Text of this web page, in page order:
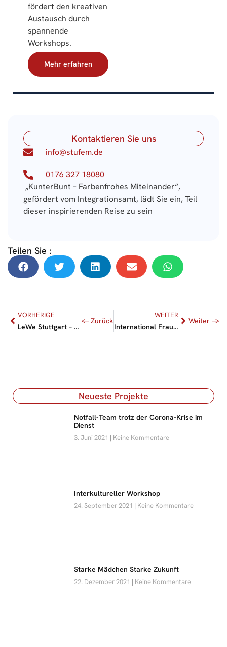
fördert den kreativen
Austausch durch
spannende
Workshops.
Mehr erfahren
Kontaktieren Sie uns
info@stufem.de
0176 327 18080
„KunterBunt – Farbenfrohes Miteinander“,
gefördert vom Integrationsamt, lädt Sie ein, Teil
dieser inspirierenden Reise zu sein
Teilen Sie :
VORHERIGE
LeWe Stuttgart – LeseWerkstatt für Frauen und Mädchen
WEITER
International Frauen Tag 2025
Neueste Projekte
Notfall-Team trotz der Corona-Krise im
Dienst
3. Juni 2021 Keine Kommentare
Interkultureller Workshop
24. September 2021 Keine Kommentare
Starke Mädchen Starke Zukunft
22. Dezember 2021 Keine Kommentare